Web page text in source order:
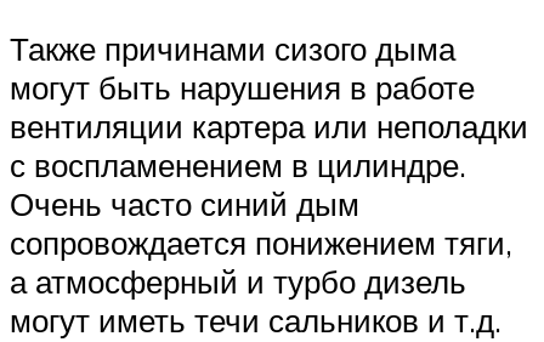
Также причинами сизого дыма
могут быть нарушения в работе
вентиляции картера или неполадки
с воспламенением в цилиндре.
Очень часто синий дым
сопровождается понижением тяги,
а атмосферный и турбо дизель
могут иметь течи сальников и т.д.